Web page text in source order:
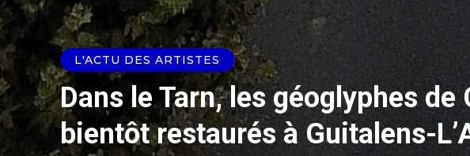
L'ACTU DES ARTISTES
Dans le Tarn, les géoglyphes de
bientôt restaurés à Guitalens-